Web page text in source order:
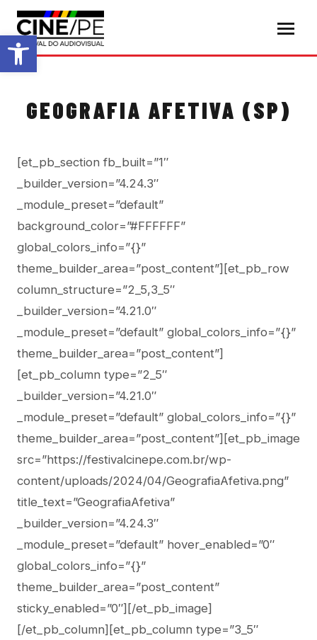
Abrir a barra de ferramentas
GEOGRAFIA AFETIVA (SP)
[et_pb_section fb_built=”1″
_builder_version=”4.24.3″
_module_preset=”default”
background_color=”#FFFFFF”
global_colors_info=”{}”
theme_builder_area=”post_content”][et_pb_row
column_structure=”2_5,3_5″
_builder_version=”4.21.0″
_module_preset=”default” global_colors_info=”{}”
theme_builder_area=”post_content”]
[et_pb_column type=”2_5″
_builder_version=”4.21.0″
_module_preset=”default” global_colors_info=”{}”
theme_builder_area=”post_content”][et_pb_image
src=”https://festivalcinepe.com.br/wp-
content/uploads/2024/04/GeografiaAfetiva.png”
title_text=”GeografiaAfetiva”
_builder_version=”4.24.3″
_module_preset=”default” hover_enabled=”0″
global_colors_info=”{}”
theme_builder_area=”post_content”
sticky_enabled=”0″][/et_pb_image]
[/et_pb_column][et_pb_column type=”3_5″